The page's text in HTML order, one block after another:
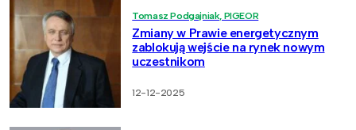
Tomasz Podgajniak, PIGEOR
Zmiany w Prawie energetycznym
zablokują wejście na rynek nowym
uczestnikom
12-12-2025